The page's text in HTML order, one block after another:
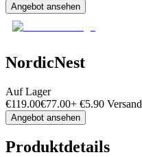
Angebot ansehen
NordicNest
Auf Lager
€119.00€77.00+ €5.90 Versand
Angebot ansehen
Produktdetails